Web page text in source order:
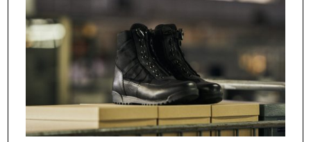
MOCASSINO STRINGATO M
121,00€
DERBY M 46325
115,00€